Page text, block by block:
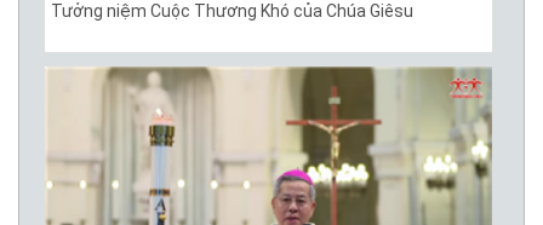
Tưởng niệm Cuộc Thương Khó của Chúa Giêsu